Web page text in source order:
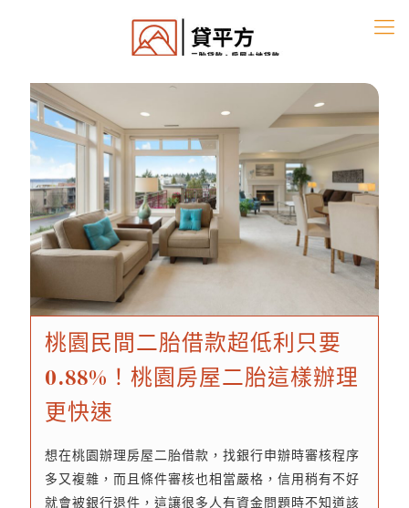
桃園民間二胎借款超低利只要
0.88%！桃園房屋二胎這樣辦理
更快速
想在桃園辦理房屋二胎借款，找銀行申辦時審核程序
多又複雜，而且條件審核也相當嚴格，信用稍有不好
就會被銀行退件，這讓很多人有資金問題時不知道該